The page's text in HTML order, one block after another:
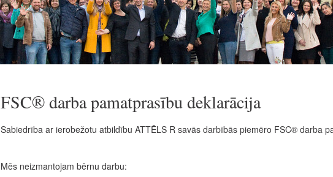
FSC® darba pamatprasību deklarācija
Sabiedrība ar ierobežotu atbildību ATTĒLS R savās darbībās piemēro FSC® darba
Mēs neizmantojam bērnu darbu: